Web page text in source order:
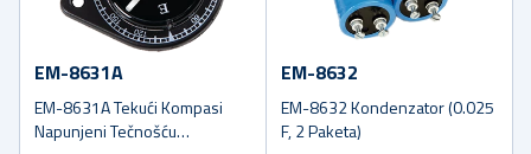
EM-8631A
EM-8631A Tekući Kompasi
Napunjeni Tečnošću
EM-8632
EM-8632 Kondenzator (0.025
F, 2 Paketa)